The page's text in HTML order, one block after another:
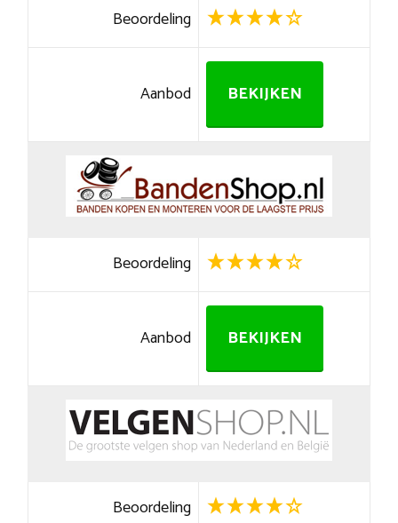
Beoordeling
Aanbod BEKIJKEN
Beoordeling
Aanbod BEKIJKEN
Beoordeling